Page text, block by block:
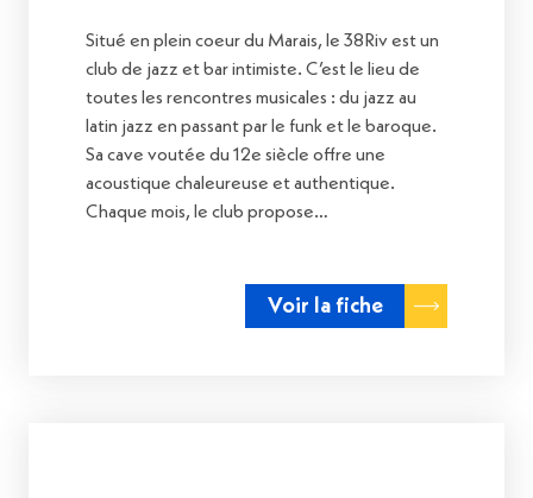
Situé en plein coeur du Marais, le 38Riv est un
club de jazz et bar intimiste. C’est le lieu de
toutes les rencontres musicales : du jazz au
latin jazz en passant par le funk et le baroque.
Sa cave voutée du 12e siècle offre une
acoustique chaleureuse et authentique.
Chaque mois, le club propose…
Voir la fiche